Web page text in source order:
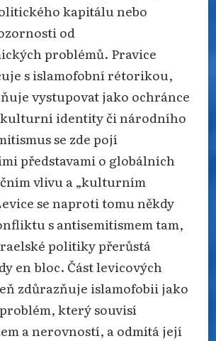
kapitálu nebo
od
problémů. Pravice
s islamofobní rétorikou,
vystupovat jako ochránce
identity či národního
se zde pojí
představami o globálních
vlivu a „kulturním
se naproti tomu někdy
s antisemitismem tam,
politiky přerůstá
en bloc. Část levicových
zdůrazňuje islamofobii jako
který souvisí
a nerovností, a odmítá její